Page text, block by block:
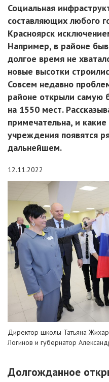
Социальная
составляющих любого
Красноярск
Например, в районе
долгое время не
новые высотки
Совсем недавно
районе открыли самую
на 1550 мест.
примечательна, и
учреждения появятся
дальнейшем.
12.11.2022
Директор школы Татьяна
Логинов и губернатор
Долгожданное